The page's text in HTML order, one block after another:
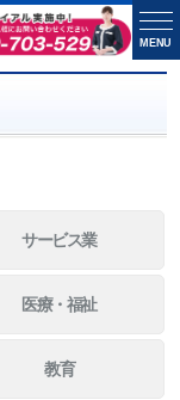
サービス業
医療・福祉
教育
MENU